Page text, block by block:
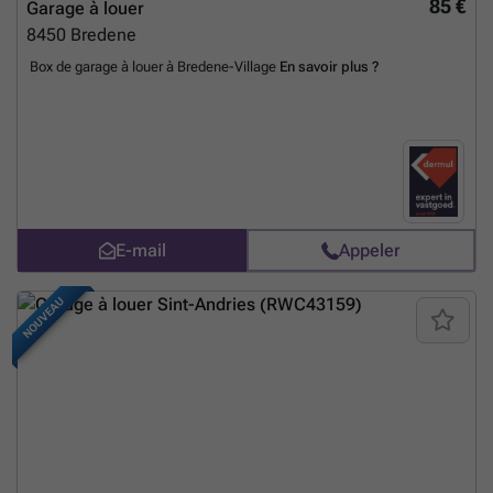
85 €
Garage à louer
8450 Bredene
Box de garage à louer à Bredene-Village En savoir plus ?
E-mail Appeler
NOUVEAU